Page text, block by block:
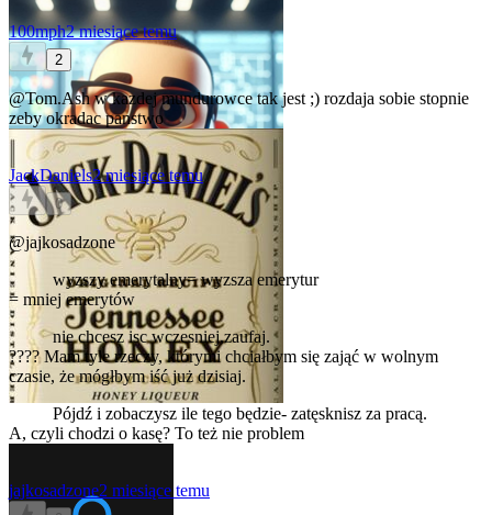
100mph2 miesiące temu
2
@Tom.Ashw kazdej mundurowce tak jest ;) rozdaja sobie stopnie
zeby okradac panstwo
JackDaniels2 miesiące temu
0
@jajkosadzone
wyzszy emerytalny= wyzsza emerytur
= mniej emerytów
nie chcesz isc wczesniej,zaufaj.
???? Mam tyle rzeczy, którymi chciałbym się zająć w wolnym
czasie, że mógłbym iść już dzisiaj.
Pójdź i zobaczysz ile tego będzie- zatęsknisz za pracą.
A, czyli chodzi o kasę? To też nie problem
jajkosadzone2 miesiące temu